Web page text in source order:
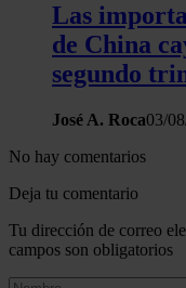
Las
de China
segundo
José A. Roca03/
No hay comentarios
Deja tu comentario
Tu dirección de correo
campos son obligatorios